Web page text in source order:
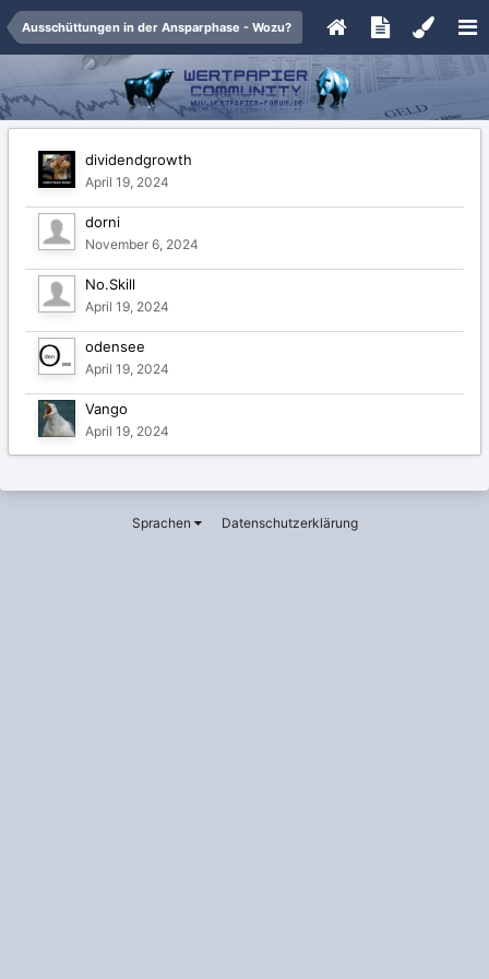
Ausschüttungen in der Ansparphase - Wozu?
dividendgrowth
April 19, 2024
dorni
November 6, 2024
No.Skill
April 19, 2024
odensee
April 19, 2024
Vango
April 19, 2024
Sprachen Datenschutzerklärung